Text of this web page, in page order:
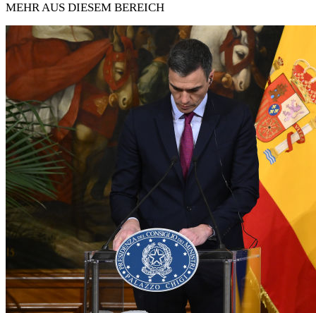
MEHR AUS DIESEM BEREICH